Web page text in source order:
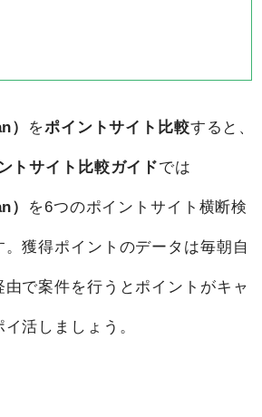
） を ポイントサイト比較すると、
トサイト比較ガイド では
）を6つのポイントサイト横断検
獲得ポイントのデータは毎朝自